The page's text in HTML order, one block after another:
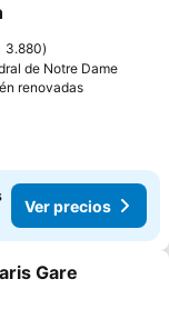
3.880
de Notre Dame
renovadas
Ver precios
Gare